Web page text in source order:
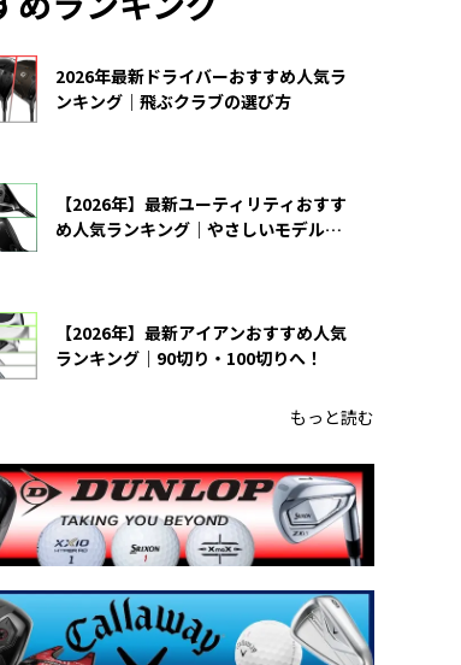
2026年最新ドライバーおすすめ人気ラ
ンキング｜飛ぶクラブの選び方
【2026年】最新ユーティリティおすす
め人気ランキング｜やさしいモデルの
【2026年】最新アイアンおすすめ人気
ランキング｜90切り・100切りへ！
もっと読む